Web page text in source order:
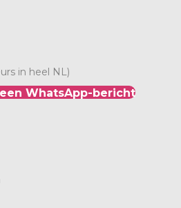
in heel NL)
WhatsApp-bericht